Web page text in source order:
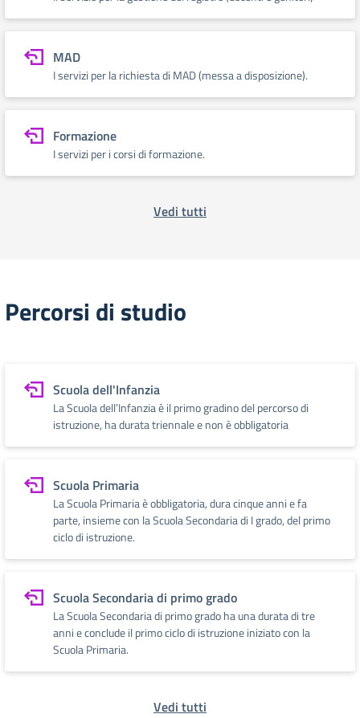
MAD
I servizi per la richiesta di MAD (messa a disposizione).
Formazione
I servizi per i corsi di formazione.
Vedi tutti
Percorsi di studio
Scuola dell'Infanzia
La Scuola dell’Infanzia è il primo gradino del percorso di
istruzione, ha durata triennale e non è obbligatoria
Scuola Primaria
La Scuola Primaria è obbligatoria, dura cinque anni e fa
parte, insieme con la Scuola Secondaria di I grado, del primo
ciclo di istruzione.
Scuola Secondaria di primo grado
La Scuola Secondaria di primo grado ha una durata di tre
anni e conclude il primo ciclo di istruzione iniziato con la
Scuola Primaria.
Vedi tutti